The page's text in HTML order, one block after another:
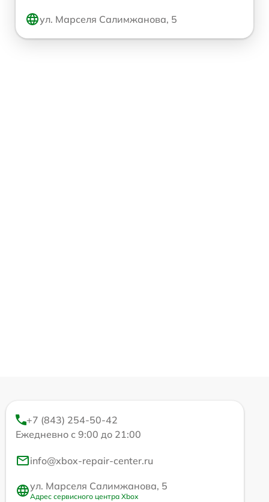
ул. Марселя Салимжанова, 5
+7 (843) 254-50-42
Ежедневно с 9:00 до 21:00
info@xbox-repair-center.ru
ул. Марселя Салимжанова, 5
Адрес сервисного центра Xbox